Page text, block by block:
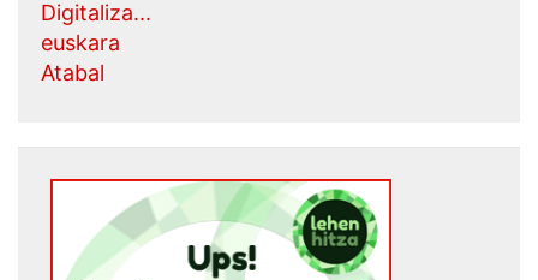
Digitaliza...
euskara
Atabal